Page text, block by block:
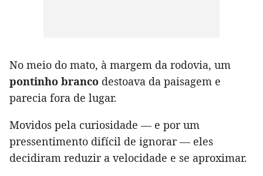
No meio do mato, à margem da rodovia, um
pontinho branco destoava da paisagem e
parecia fora de lugar.
Movidos pela curiosidade — e por um
pressentimento difícil de ignorar — eles
decidiram reduzir a velocidade e se aproximar.